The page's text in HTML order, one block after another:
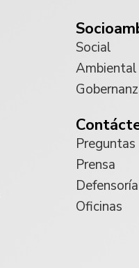
Social
Ambiental
Prensa
Oficinas